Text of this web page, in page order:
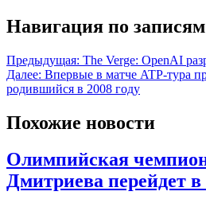
Навигация по записям
Предыдущая: The Verge: OpenAI
Далее: Впервые в матче ATP-тура
родившийся в 2008 году
Похожие новости
Олимпийская
Дмитриева перейдет в